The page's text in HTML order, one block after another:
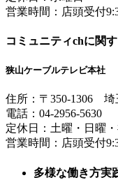
営業時間： 店頭受付
コミュニティchに関
狭山ケーブルテレビ本社
住所： 〒350-1306 埼
電話： 04-2956-5630
定休日：土曜・日曜・
営業時間： 店頭受付
多様な働き方実